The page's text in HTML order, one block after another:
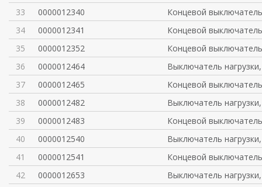
33
0000012340
Концевой выключатель
34
0000012341
Концевой выключатель
35
0000012352
Концевой выключатель
36
0000012464
Выключатель
37
0000012465
Концевой выключатель
38
0000012482
Выключатель
39
0000012483
Концевой выключатель
40
0000012540
Выключатель
41
0000012541
Концевой выключатель
42
0000012653
Выключатель